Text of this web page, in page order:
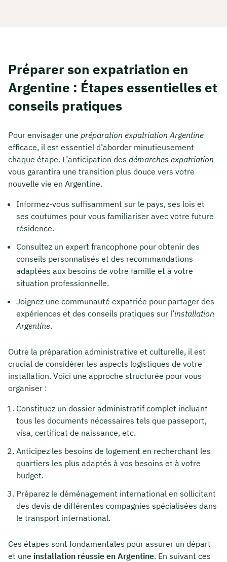
Préparer son expatriation en
Argentine : Étapes essentielles et
conseils pratiques
Pour envisager une préparation expatriation Argentine
efficace, il est essentiel d’aborder minutieusement
chaque étape. L’anticipation des démarches expatriation
vous garantira une transition plus douce vers votre
nouvelle vie en Argentine.
Informez-vous suffisamment sur le pays, ses lois et
ses coutumes pour vous familiariser avec votre future
résidence.
Consultez un expert francophone pour obtenir des
conseils personnalisés et des recommandations
adaptées aux besoins de votre famille et à votre
situation professionnelle.
Joignez une communauté expatriée pour partager des
expériences et des conseils pratiques sur l’installation
Argentine.
Outre la préparation administrative et culturelle, il est
crucial de considérer les aspects logistiques de votre
installation. Voici une approche structurée pour vous
organiser :
Constituez un dossier administratif complet incluant
tous les documents nécessaires tels que passeport,
visa, certificat de naissance, etc.
Anticipez les besoins de logement en recherchant les
quartiers les plus adaptés à vos besoins et à votre
budget.
Préparez le déménagement international en sollicitant
des devis de différentes compagnies spécialisées dans
le transport international.
Ces étapes sont fondamentales pour assurer un départ
et une installation réussie en Argentine. En suivant ces